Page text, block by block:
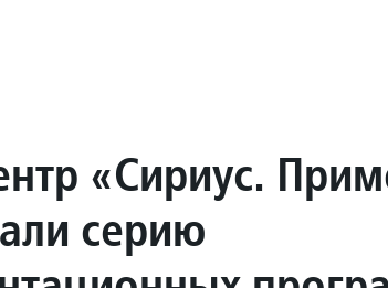
«Сириус.
серию